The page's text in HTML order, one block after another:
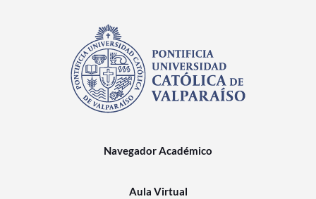
Navegador Académico
Aula Virtual